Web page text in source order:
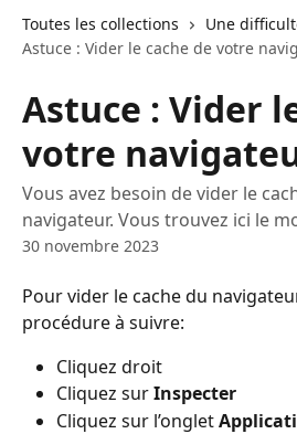
Toutes les collections
Une
Astuce : Vider le cache de votre
Astuce : Vider
votre
Vous avez besoin de vider le
navigateur. Vous trouvez ici le
30 novembre 2023
Pour vider le cache du
procédure à suivre:
Cliquez droit
Cliquez sur Inspecter
Cliquez sur l’onglet